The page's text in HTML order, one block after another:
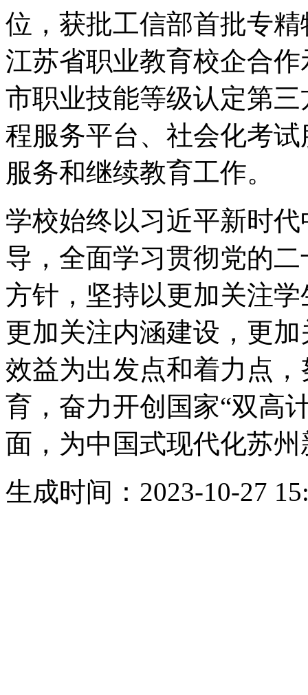
位，获批工信部首批专
江苏省职业教育校企合
市职业技能等级认定第
程服务平台、社会化考
服务和继续教育工作。
学校始终以习近平新时
导，全面学习贯彻党的
方针，坚持以更加关注
更加关注内涵建设，更
效益为出发点和着力点
育，奋力开创国家“双高
面，为中国式现代化苏
生成时间：2023-10-27